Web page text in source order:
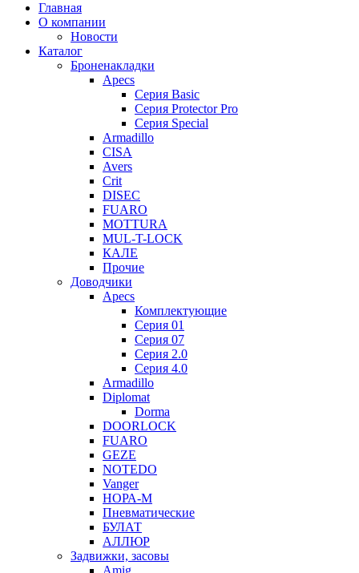
Главная
О компании
Новости
Каталог
Броненакладки
Apecs
Серия Basic
Серия Protector Pro
Серия Special
Armadillo
CISA
Avers
Crit
DISEC
FUARO
MOTTURA
MUL-T-LOCK
КАЛЕ
Прочие
Доводчики
Apecs
Комплектующие
Серия 01
Серия 07
Серия 2.0
Серия 4.0
Armadillo
Diplomat
Dorma
DOORLOCK
FUARO
GEZE
NOTEDO
Vanger
НОРА-М
Пневматические
БУЛАТ
АЛЛЮР
Задвижки, засовы
Amig